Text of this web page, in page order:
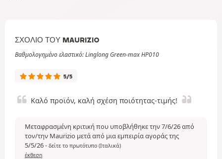
ΣΧΌΛΙΟ ΤΟΥ MAURIZIO
Βαθμολογημένο ελαστικό: Linglong Green-max HP010
5/5
Καλό προϊόν, καλή σχέση ποιότητας-τιμής!
Μεταφρασμένη κριτική που υποβλήθηκε την 7/6/26 από
τον/την Maurizio μετά από μια εμπειρία αγοράς της
5/5/26- δείτε το πρωτότυπο (Ιταλικά)
έκθεση